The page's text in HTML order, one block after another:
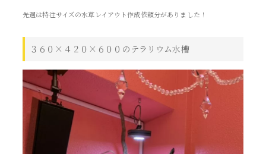
先週は特注サイズの水草レイアウト作成依頼分がありました！
３６０×４２０×６００のテラリウム水槽